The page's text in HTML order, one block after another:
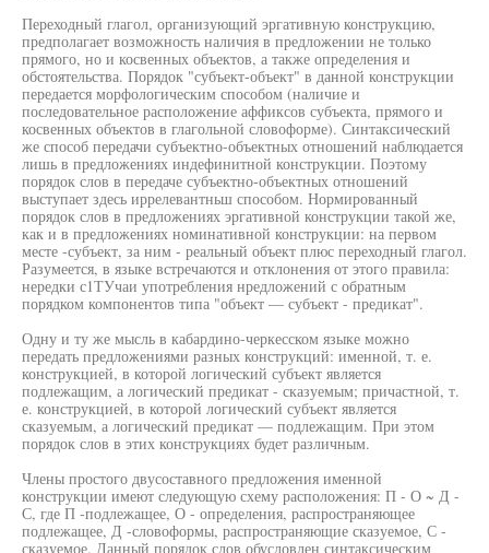
Переходный глагол, организующий эргативную конструкцию,
предполагает возможность наличия в предложении не только
прямого, но и косвенных объектов, а также определения и
обстоятельства. Порядок "субъект-объект" в данной конструкции
передается морфологическим способом (наличие и
последовательное расположение аффиксов субъекта, прямого и
косвенных объектов в глагольной словоформе). Синтаксический
же способ передачи субъектно-объектных отношений наблюдается
лишь в предложениях индефинитной конструкции. Поэтому
порядок слов в передаче субъектно-объектных отношений
выступает здесь иррелевантньш способом. Нормированный
порядок слов в предложениях эргативной конструкции такой же,
как и в предложениях номинативной конструкции: на первом
месте -субъект, за ним - реальный объект плюс переходный глагол.
Разумеется, в языке встречаются и отклонения от этого правила:
нередки с1ТУчаи употребления нредложений с обратным
порядком компонентов типа "объект — субъект - предикат".
Одну и ту же мысль в кабардино-черкесском языке можно
передать предложениями разных конструкций: именной, т. е.
конструкцией, в которой логический субъект является
подлежащим, а логический предикат - сказуемым; причастной, т.
е. конструкцией, в которой логический субъект является
сказуемым, а логический предикат — подлежащим. При этом
порядок слов в этих конструкциях будет различным.
Члены простого двусоставного предложения именной
конструкции имеют следующую схему расположения: П - О ~ Д -
С, где П -подлежащее, О - определения, распространяющее
подлежащее, Д -словоформы, распространяющие сказуемое, С -
сказуемое. Данный порядок слов обусловлен синтаксическим